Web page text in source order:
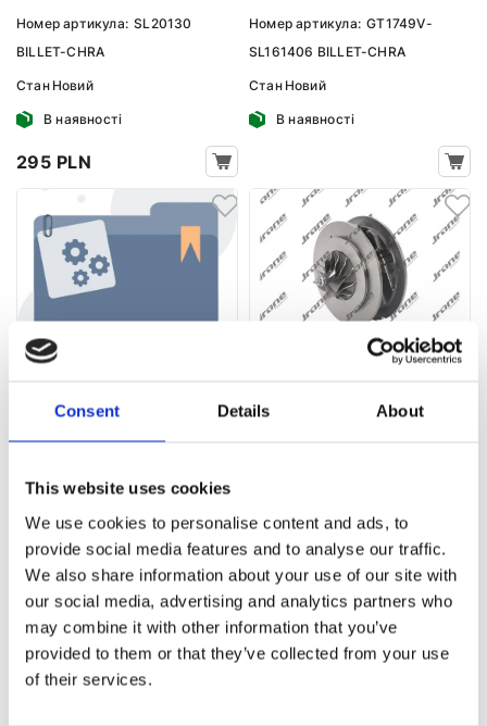
Consent Details About
This website uses cookies
We use cookies to personalise content and ads, to
provide social media features and to analyse our traffic.
We also share information about your use of our site with
our social media, advertising and analytics partners who
may combine it with other information that you’ve
provided to them or that they’ve collected from your use
of their services.
Номер артикула: SL20130
BILLET-CHRA
Стан Новий
В наявності
295 PLN
Номер артикула: GT1749V-
SL161406 BILLET-CHRA
Стан Новий
В наявності
F15 13-18, BMW 5 F10-18 10-17
Номер артикула:BV35-
05-12, BMW 1 E81-88 04-11
541 PLN
1 2 3 4 5